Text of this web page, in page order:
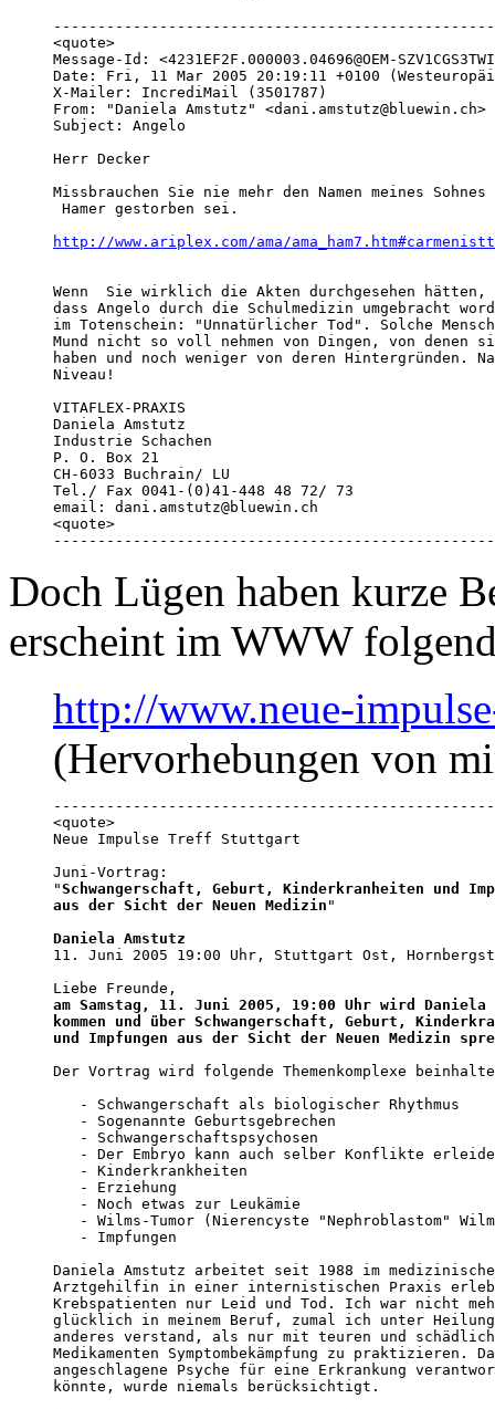
<quote>
Message-Id: <4231EF2F.000003.04696@OEM-
Date: Fri, 11 Mar 2005 20:19:11 +0100
X-Mailer: IncrediMail (3501787)
From: "Daniela Amstutz" <dani.amstutz@bluewin.ch>
Subject: Angelo
Herr Decker
Missbrauchen Sie nie mehr den Namen meines
Hamer gestorben sei.
http://www.ariplex.com/ama/
Wenn  Sie wirklich die Akten durchgesehen hätten,
dass Angelo durch die Schulmedizin umgebracht
im Totenschein: "Unnatürlicher Tod". Solche
Mund nicht so voll nehmen von Dingen, von denen
haben und noch weniger von deren Hintergründen.
Niveau!
VITAFLEX-PRAXIS
Daniela Amstutz
Industrie Schachen
P. O. Box 21
CH-6033 Buchrain/ LU
Tel./ Fax 0041-(0)41-448 48 72/ 73
email: dani.amstutz@bluewin.ch
<quote>
Doch Lügen haben kurze
erscheint im WWW
http://www.neue-
(Hervorhebungen von
<quote>
Neue Impulse Treff Stuttgart
Juni-Vortrag:
"Schwangerschaft, Geburt, Kinderkranheiten und
aus der Sicht der Neuen Medizin "
Daniela Amstutz
11. Juni 2005 19:00 Uhr, Stuttgart Ost,
am Samstag, 11. Juni 2005, 19:00 Uhr wird
kommen und über Schwangerschaft, Geburt,
und Impfungen aus der Sicht der Neuen Medizin
Der Vortrag wird folgende Themenkomplexe
   - Schwangerschaft als biologischer Rhythmus
   - Sogenannte Geburtsgebrechen
   - Schwangerschaftspsychosen
- Der Embryo kann auch selber Konflikte
   - Kinderkrankheiten
   - Erziehung
   - Noch etwas zur Leukämie
- Wilms-Tumor (Nierencyste "Nephroblastom"
   - Impfungen
Daniela Amstutz arbeitet seit 1988 im
Arztgehilfin in einer internistischen Praxis
Krebspatienten nur Leid und Tod. Ich war nicht
glücklich in meinem Beruf, zumal ich unter
anderes verstand, als nur mit teuren und
Medikamenten Symptombekämpfung zu praktizieren.
angeschlagene Psyche für eine Erkrankung
könnte, wurde niemals berücksichtigt.